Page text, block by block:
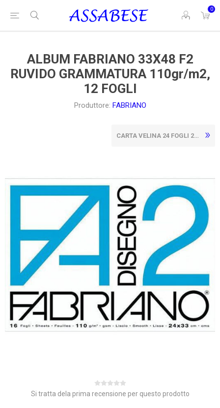
0
ALBUM FABRIANO 33X48 F2
RUVIDO GRAMMATURA 110gr/m2,
12 FOGLI
Produttore: FABRIANO
CARTA VELINA 24 FOGLI 24X34CM
Si tratta dela prima recensione per questo prodotto